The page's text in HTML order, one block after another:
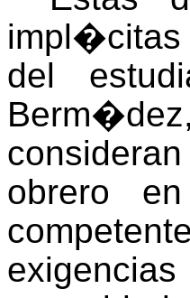
del
obrero